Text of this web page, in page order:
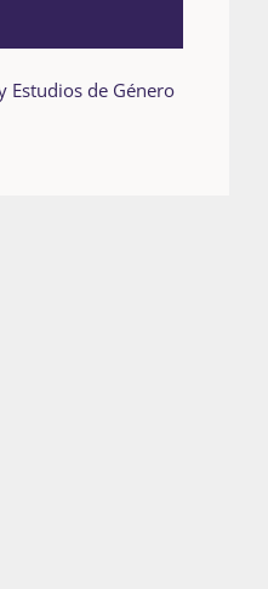
Estudios de Género